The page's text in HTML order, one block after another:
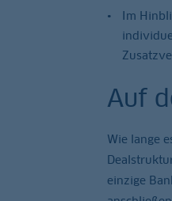
Im
Auf
Wie lange
einzige